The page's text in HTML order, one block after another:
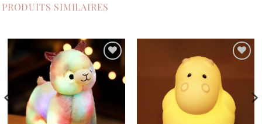
PRODUITS SIMILAIRES
Ajouter
à la
souhaits